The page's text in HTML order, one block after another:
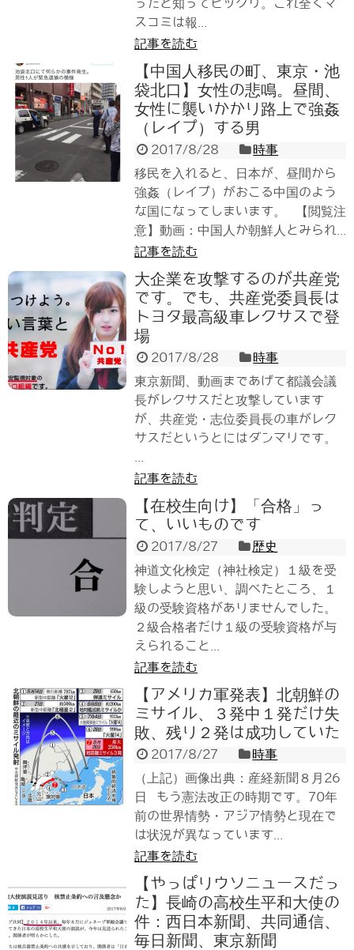
ったと知ってビックリ。これ全くマ
スコミは報...
記事を読む
【中国人移民の町、東京・池
袋北口】女性の悲鳴。昼間、
女性に襲いかかり路上で強姦
（レイプ）する男
2017/8/28
時事
移民を入れると、日本が、昼間から
強姦（レイプ）がおこる中国のよう
な国になってしまいます。 【閲覧注
意】動画：中国人か朝鮮人とみられ...
記事を読む
大企業を攻撃するのが共産党
です。でも、共産党委員長は
トヨタ最高級車レクサスで登
場
2017/8/28
時事
東京新聞、動画まであげて都議会議
長がレクサスだと攻撃しています
が、共産党・志位委員長の車がレク
サスだというとにはダンマリです。
記事を読む
【在校生向け】「合格」っ
て、いいものです
2017/8/27
歴史
神道文化検定（神社検定）１級を受
験しようと思い、調べたところ、１
級の受験資格がありませんでした。
２級合格者だけ１級の受験資格が与
えられること...
記事を読む
【アメリカ軍発表】北朝鮮の
ミサイル、３発中１発だけ失
敗、残り２発は成功していた
2017/8/27
時事
（上記）画像出典：産経新聞８月26
日 もう憲法改正の時期です。70年
前の世界情勢・アジア情勢と現在で
は状況が異なっています...
記事を読む
【やっぱりウソニュースだっ
た】長崎の高校生平和大使の
件：西日本新聞、共同通信、
毎日新聞、東京新聞